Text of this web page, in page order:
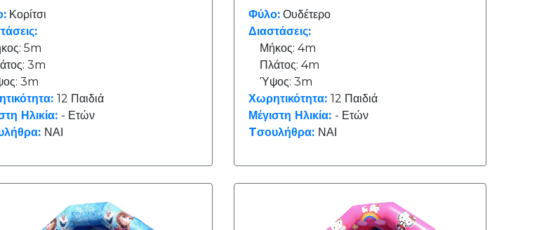
Κορίτσι
5m
3m
3m
12 Παιδιά
Ηλικία: - Ετών
ΝΑΙ
Φύλο: Ουδέτερο
Διαστάσεις:
Μήκος: 4m
Πλάτος: 4m
Ύψος: 3m
Χωρητικότητα: 12 Παιδιά
Μέγιστη Ηλικία: - Ετών
Tσουλήθρα: ΝΑΙ